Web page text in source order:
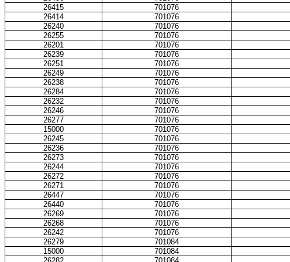
26415
701076
26414
701076
26240
701076
26255
701076
26201
701076
26239
701076
26251
701076
26249
701076
26238
701076
26284
701076
26232
701076
26246
701076
26277
701076
15000
701076
26245
701076
26236
701076
26273
701076
26244
701076
26272
701076
26271
701076
26447
701076
26440
701076
26269
701076
26268
701076
26242
701076
26279
701084
15000
701084